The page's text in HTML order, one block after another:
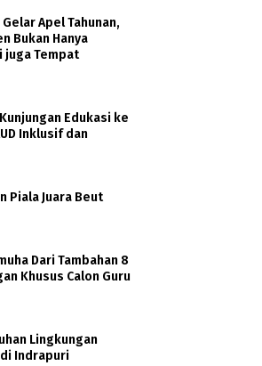
Apel Tahunan,
Bukan Hanya
juga Tempat
Edukasi ke
Inklusif dan
Piala Juara Beut
Dari Tambahan 8
Khusus Calon Guru
Lingkungan
di Indrapuri